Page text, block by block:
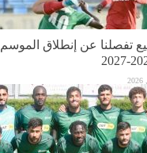
تفصلنا عن إنطلاق الموسم